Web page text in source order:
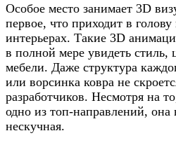
Особое место занимает 3D
первое, что приходит в
интерьерах. Такие 3D
в полной мере увидеть
мебели. Даже структура
или ворсинка ковра не
разработчиков. Несмотря на
одно из топ-направлений, она
нескучная.